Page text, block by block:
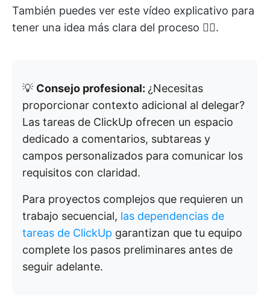
También puedes ver este vídeo explicativo para
tener una idea más clara del proceso 👇🏽.
💡 Consejo profesional: ¿Necesitas
proporcionar contexto adicional al delegar?
Las tareas de ClickUp ofrecen un espacio
dedicado a comentarios, subtareas y
campos personalizados para comunicar los
requisitos con claridad.
Para proyectos complejos que requieren un
trabajo secuencial, las dependencias de
tareas de ClickUp garantizan que tu equipo
complete los pasos preliminares antes de
seguir adelante.